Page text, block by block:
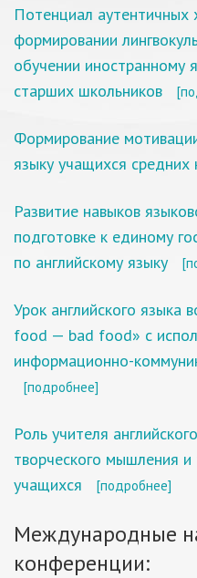
Потенциал аутентичных
формировании
обучении иностранному
старших школьников
Формирование
языку учащихся средних
Развитие навыков
подготовке к единому
по английскому языку
Урок английского языка
food — bad food» с
информационно-
[подробнее]
Роль учителя
творческого мышления и
учащихся
[подробнее]
Международные
конференции: